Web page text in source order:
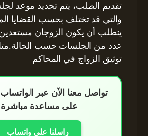
تقديم الطلب، يتم تحديد موعد
والتي قد تختلف بحسب القضايا
يتطلب أن يكون الزوجان
عدد من الجلسات حسب
توثيق الزواج في المحاكم
تواصل معنا الآن عبر
على مساعدة
راسلنا على واتساب